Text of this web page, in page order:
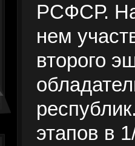
РСФСР.
нем
второго
этапов в